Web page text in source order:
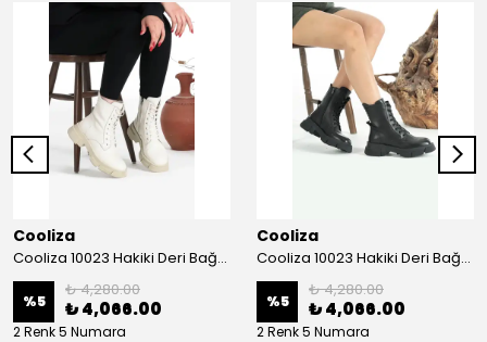
Cooliza
Cooliza 10023 Hakiki Deri Bağcıklı ve Fermuarlı Rahat Kadın Bot Ayakkabı - Ekru
%5
₺ 4,280.00
₺ 4,066.00
2 Renk 5 Numara
Cooliza
Cooliza 10023 Hakiki Deri Bağcıklı ve Fermuarlı Rahat Kadın Bot Ayakkabı - Siyah
%5
₺ 4,280.00
₺ 4,066.00
2 Renk 5 Numara